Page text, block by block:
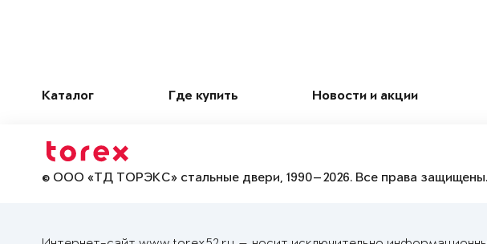
Каталог Где купить Новости и акции
© ООО «ТД ТОРЭКС» стальные двери, 1990—2026. Все права защищены.